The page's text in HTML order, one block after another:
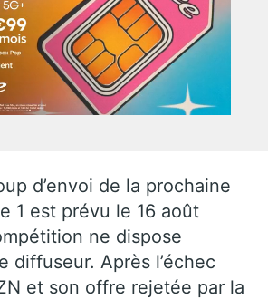
d’envoi de la prochaine
1 est prévu le 16 août
ne dispose
diffuseur. Après l’échec
et son offre rejetée par la